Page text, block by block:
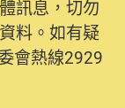
訊息，切勿
料。如有疑
會熱線2929